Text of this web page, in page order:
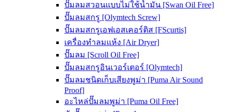
ปั๊มลมสวอนแบบไม่ใช้น้ำมัน [Swan Oil Free]
ปั๊มลมสกรู [Olymtech Screw]
ปั๊มลมสกรูเอฟเอสเคอร์ติส [FScurtis]
เครื่องทำลมแห้ง [Air Dryer]
ปั๊มลม [Scroll Oil Free]
ปั๊มลมสกรูอินเวอร์เตอร์ [Olymtech]
ปั๊มลมชนิดเก็บเสียงพูม่า [Puma Air Sound
Proof]
อะไหล่ปั๊มลมพูม่า [Puma Oil Free]